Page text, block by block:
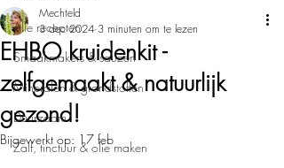
Alle recepten
Smaakmakers & sauzen
Mineralen & grondstoffen
Duurzaam
Zalf, tinctuur & olie maken
EHBO kruidenkit -
zelfgemaakt & natuurlijk
gezond!
Mechteld
3 dec 2024 3 minuten om te lezen
Bijgewerkt op: 17 feb